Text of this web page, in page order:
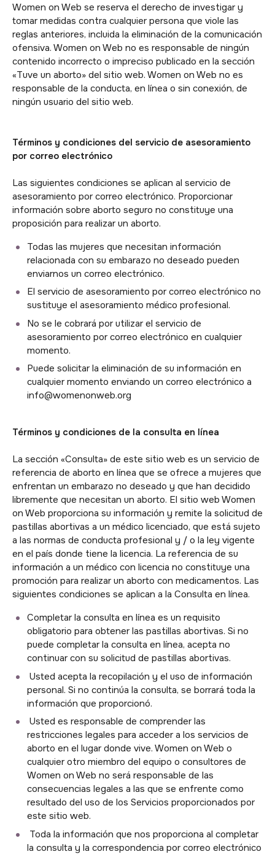
Women on Web se reserva el derecho de investigar y
tomar medidas contra cualquier persona que viole las
reglas anteriores, incluida la eliminación de la comunicación
ofensiva. Women on Web no es responsable de ningún
contenido incorrecto o impreciso publicado en la sección
«Tuve un aborto» del sitio web. Women on Web no es
responsable de la conducta, en línea o sin conexión, de
ningún usuario del sitio web.
Términos y condiciones del servicio de asesoramiento
por correo electrónico
Las siguientes condiciones se aplican al servicio de
asesoramiento por correo electrónico. Proporcionar
información sobre aborto seguro no constituye una
proposición para realizar un aborto.
Todas las mujeres que necesitan información
relacionada con su embarazo no deseado pueden
enviarnos un correo electrónico.
El servicio de asesoramiento por correo electrónico no
sustituye el asesoramiento médico profesional.
No se le cobrará por utilizar el servicio de
asesoramiento por correo electrónico en cualquier
momento.
Puede solicitar la eliminación de su información en
cualquier momento enviando un correo electrónico a
info@womenonweb.org
Términos y condiciones de la consulta en línea
La sección «Consulta» de este sitio web es un servicio de
referencia de aborto en línea que se ofrece a mujeres que
enfrentan un embarazo no deseado y que han decidido
libremente que necesitan un aborto. El sitio web Women
on Web proporciona su información y remite la solicitud de
pastillas abortivas a un médico licenciado, que está sujeto
a las normas de conducta profesional y / o la ley vigente
en el país donde tiene la licencia. La referencia de su
información a un médico con licencia no constituye una
promoción para realizar un aborto con medicamentos. Las
siguientes condiciones se aplican a la Consulta en línea.
Completar la consulta en línea es un requisito
obligatorio para obtener las pastillas abortivas. Si no
puede completar la consulta en línea, acepta no
continuar con su solicitud de pastillas abortivas.
Usted acepta la recopilación y el uso de información
personal. Si no continúa la consulta, se borrará toda la
información que proporcionó.
Usted es responsable de comprender las
restricciones legales para acceder a los servicios de
aborto en el lugar donde vive. Women on Web o
cualquier otro miembro del equipo o consultores de
Women on Web no será responsable de las
consecuencias legales a las que se enfrente como
resultado del uso de los Servicios proporcionados por
este sitio web.
Toda la información que nos proporciona al completar
la consulta y la correspondencia por correo electrónico